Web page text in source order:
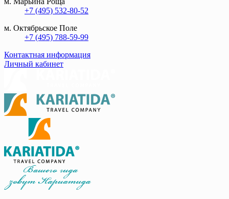
+7 (495) 532-80-52
м. Октябрьское Поле
+7 (495) 788-59-99
Контактная информация
Личный кабинет